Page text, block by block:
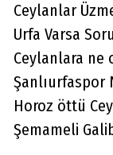
Ceylanlar
Urfa Varsa
Ceylanlara ne
Şanlıurfaspor
Horoz öttü
Şemameli